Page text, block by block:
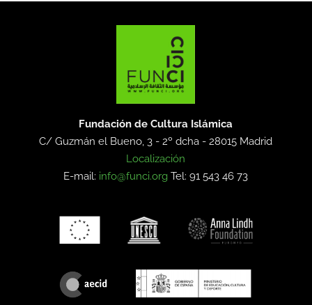
Fundación de Cultura Islámica
C/ Guzmán el Bueno, 3 - 2º dcha -28015 Madrid
Localización
E-mail: info@funci.org Tel: 91 543 46 73